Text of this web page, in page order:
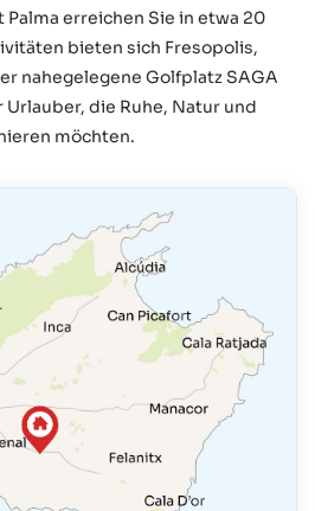
Palma erreichen Sie in etwa 20
bieten sich Fresopolis,
nahegelegene Golfplatz SAGA
Urlauber, die Ruhe, Natur und
möchten.